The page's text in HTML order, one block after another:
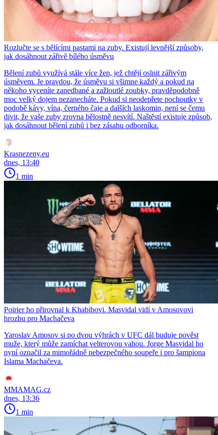
Rozlučte se s bělícími pastami na zuby. Existují levnější způsoby,
jak dosáhnout zářivě bílého úsměvu
Bělení zubů využívá stále více žen, jež chtějí oslnit zářivým
úsměvem. Je pravdou, že úsměvu si všimne každý a pokud na
někoho vyceníte zanedbané a zažloutlé zoubky, pravděpodobně
moc velký dojem nezanecháte. Pokud si neodepřete pochoutky v
podobě kávy, vína, černého čaje a dalších laskomin, není se čemu
divit, že vaše zuby zrovna bělostně nesvítí. Naštěstí existuje způsob,
jak dosáhnout bělení zubů i bez zásahu odborníka.
Krasnezeny.eu
dnes, 13:40
1 min
Poirier ho přirovnal k Khabibovi. Masvidal vidí v Amosovovi
hrozbu pro Machačeva
Yaroslav Amosov si po dvou výhrách v UFC dál buduje pověst
muže, který může zamíchat velterovou vahou. Jorge Masvidal ho
nyní označil za mimořádně nebezpečného soupeře i pro šampiona
Islama Machačeva.
MMAMAG.cz
dnes, 13:36
1 min